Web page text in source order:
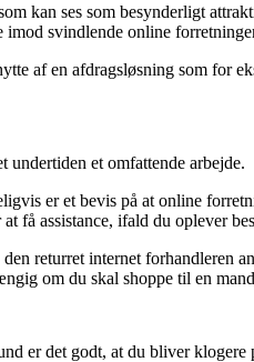
kan ses som besynderligt
svindlende online
af en afdragsløsning som for
undertiden et omfattende arbejde.
er et bevis på at online
få assistance, ifald du oplever
returret internet forhandleren
om du skal shoppe til en
er det godt, at du bliver